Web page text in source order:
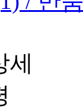
세